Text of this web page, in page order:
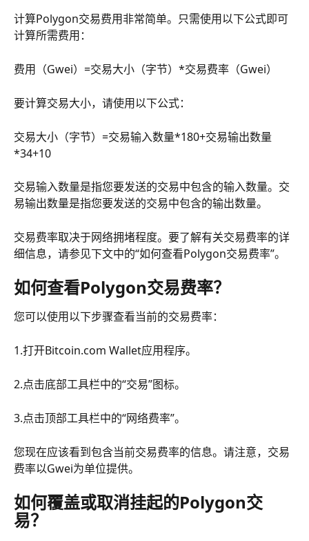
计算Polygon交易费用非常简单。只需使用以下公式即可
计算所需费用：
费用（Gwei）=交易大小（字节）*交易费率（Gwei）
要计算交易大小，请使用以下公式：
交易大小（字节）=交易输入数量*180+交易输出数量
*34+10
交易输入数量是指您要发送的交易中包含的输入数量。交
易输出数量是指您要发送的交易中包含的输出数量。
交易费率取决于网络拥堵程度。要了解有关交易费率的详
细信息，请参见下文中的“如何查看Polygon交易费率”。
如何查看Polygon交易费率？
您可以使用以下步骤查看当前的交易费率：
1.打开Bitcoin.com Wallet应用程序。
2.点击底部工具栏中的“交易”图标。
3.点击顶部工具栏中的“网络费率”。
您现在应该看到包含当前交易费率的信息。请注意，交易
费率以Gwei为单位提供。
如何覆盖或取消挂起的Polygon交
易？